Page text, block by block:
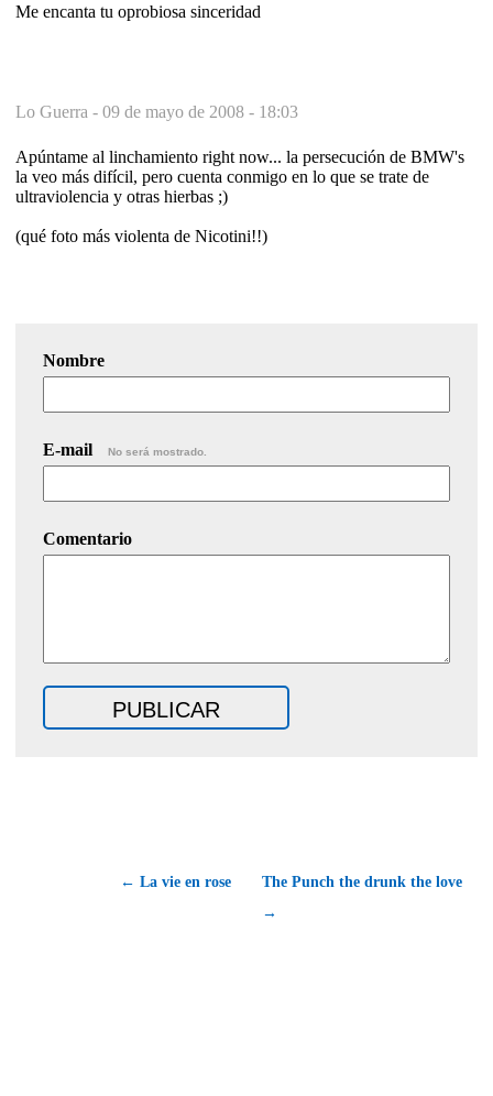
Me encanta tu oprobiosa sinceridad
Lo Guerra - 09 de mayo de 2008 - 18:03
Apúntame al linchamiento right now... la persecución de BMW's
la veo más difícil, pero cuenta conmigo en lo que se trate de
ultraviolencia y otras hierbas ;)
(qué foto más violenta de Nicotini!!)
Nombre
E-mail No será mostrado.
Comentario
← La vie en rose
The Punch the drunk the love
→